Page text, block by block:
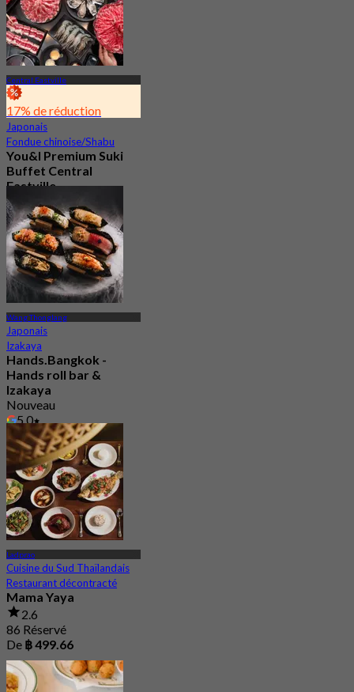
Central Eastville
17% de réduction
Japonais
Fondue chinoise/Shabu
You&I Premium Suki
Buffet Central
Eastville
4.7
2.5K Réservé
De฿ 498
Wang Thonglang
Japonais
Izakaya
Hands.Bangkok -
Hands roll bar &
Izakaya
Nouveau
5.0
De ฿ 888
Ladprao
Cuisine du Sud Thaïlandais
Restaurant décontracté
Mama Yaya
2.6
86 Réservé
De ฿ 499.66